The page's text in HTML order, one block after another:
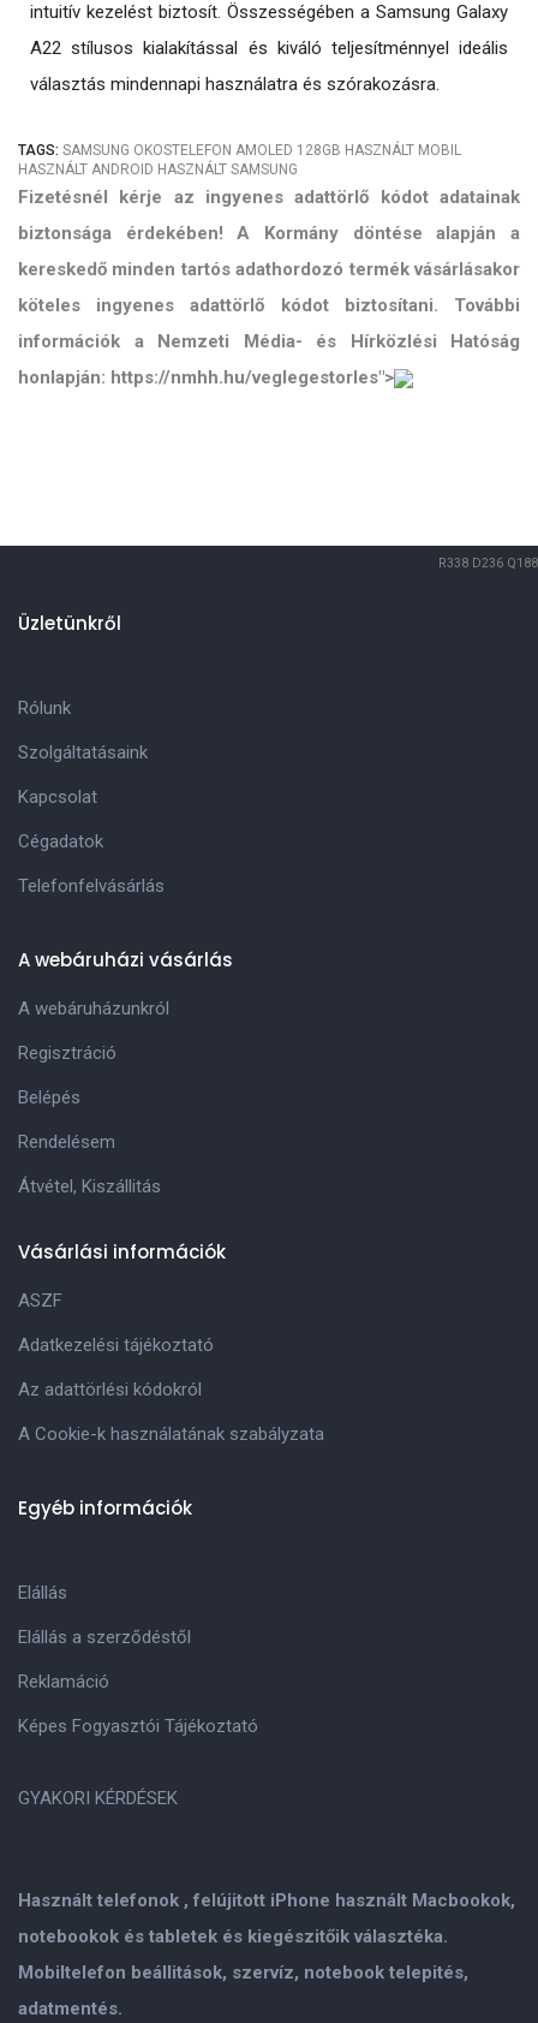
intuitív kezelést biztosít. Összességében a Samsung Galaxy
A22 stílusos kialakítással és kiváló teljesítménnyel ideális
választás mindennapi használatra és szórakozásra.
TAGS: SAMSUNG OKOSTELEFON AMOLED 128GB HASZNÁLT MOBIL
HASZNÁLT ANDROID HASZNÁLT SAMSUNG
Fizetésnél kérje az ingyenes adattörlő kódot adatainak
biztonsága érdekében! A Kormány döntése alapján a
kereskedő minden tartós adathordozó termék vásárlásakor
köteles ingyenes adattörlő kódot biztosítani. További
információk a Nemzeti Média- és Hírközlési Hatóság
honlapján: https://nmhh.hu/veglegestorles">
R338 D236 Q188
Használt telefonok , felújitott iPhone használt Macbookok,
notebookok és tabletek és kiegészitőik választéka.
Mobiltelefon beállitások, szervíz, notebook telepités,
adatmentés.
Üzletünkről
Rólunk
Szolgáltatásaink
Kapcsolat
Cégadatok
Telefonfelvásárlás
A webáruházi vásárlás
A webáruházunkról
Regisztráció
Belépés
Rendelésem
Átvétel, Kiszállitás
Vásárlási információk
ASZF
Adatkezelési tájékoztató
Az adattörlési kódokról
A Cookie-k használatának szabályzata
Egyéb információk
Elállás
Elállás a szerződéstől
Reklamáció
Képes Fogyasztói Tájékoztató
GYAKORI KÉRDÉSEK